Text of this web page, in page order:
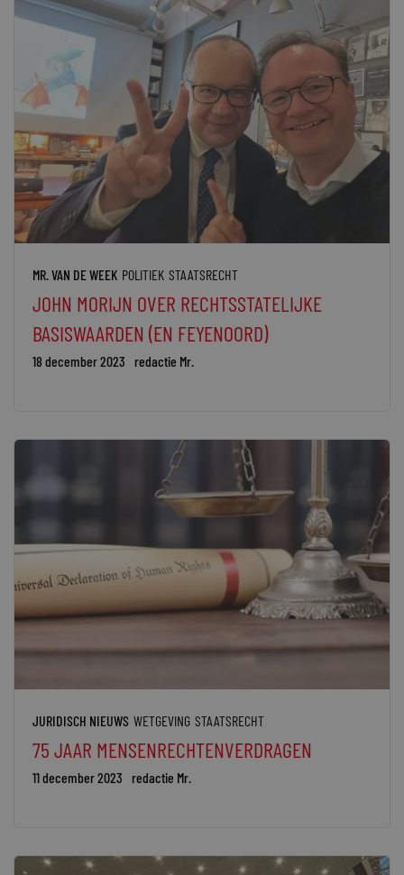
MR. VAN DE WEEK POLITIEK STAATSRECHT
JOHN MORIJN OVER RECHTSSTATELIJKE
BASISWAARDEN (EN FEYENOORD)
18 december 2023 redactie Mr.
JURIDISCH NIEUWS WETGEVING STAATSRECHT
75 JAAR MENSENRECHTENVERDRAGEN
11 december 2023 redactie Mr.